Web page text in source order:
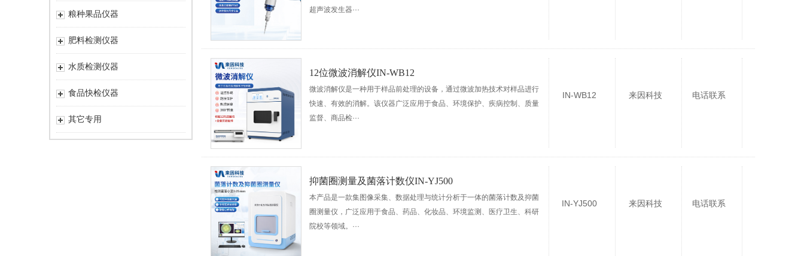
粮种果品仪器
肥料检测仪器
水质检测仪器
食品快检仪器
其它专用
超声波发生器···
12位微波消解仪IN-WB12
微波消解仪是一种用于样品前处理的设备，通过微波加热技术对样品进行
快速、有效的消解。该仪器广泛应用于食品、环境保护、疾病控制、质量
监督、商品检···
IN-WB12 来因科技 电话联系
抑菌圈测量及菌落计数仪IN-YJ500
本产品是一款集图像采集、数据处理与统计分析于一体的菌落计数及抑菌
圈测量仪，广泛应用于食品、药品、化妆品、环境监测、医疗卫生、科研
院校等领域。···
IN-YJ500 来因科技 电话联系